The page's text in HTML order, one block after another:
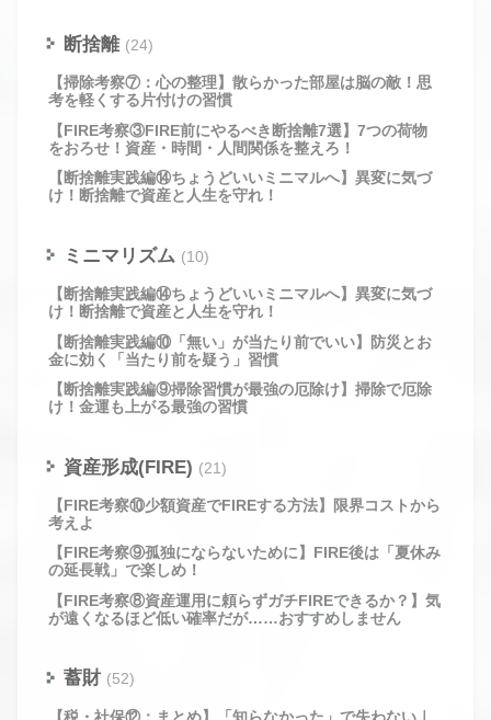
断捨離 (24)
【掃除考察⑦：心の整理】散らかった部屋は脳の敵！思
考を軽くする片付けの習慣
【FIRE考察③FIRE前にやるべき断捨離7選】7つの荷物
をおろせ！資産・時間・人間関係を整えろ！
【断捨離実践編⑭ちょうどいいミニマルへ】異変に気づ
け！断捨離で資産と人生を守れ！
ミニマリズム (10)
【断捨離実践編⑭ちょうどいいミニマルへ】異変に気づ
け！断捨離で資産と人生を守れ！
【断捨離実践編⑩「無い」が当たり前でいい】防災とお
金に効く「当たり前を疑う」習慣
【断捨離実践編⑨掃除習慣が最強の厄除け】掃除で厄除
け！金運も上がる最強の習慣
資産形成(FIRE) (21)
【FIRE考察⑩少額資産でFIREする方法】限界コストから
考えよ
【FIRE考察⑨孤独にならないために】FIRE後は「夏休み
の延長戦」で楽しめ！
【FIRE考察⑧資産運用に頼らずガチFIREできるか？】気
が遠くなるほど低い確率だが……おすすめしません
蓄財 (52)